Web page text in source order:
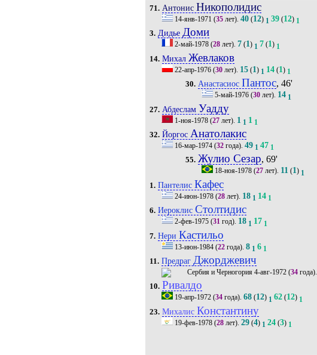
71. Антонис Никополидис
14-янв-1971 (35 лет).40 (12) 1 39 (12) 1
3. ДидьеДоми
2-май-1978 (28 лет).7 (1) 1 7 (1) 1
14. Михал Жевлаков
22-апр-1976 (30 лет). 15 (1) 1 14 (1) 1
30. Анастасиос Пантос, 46'
5-май-1976(30лет). 14 1
27. Абдеслам Уадду
1-ноя-1978 (27 лет). 1 1 1 1
32. Йоргос Анатолакис
16-мар-1974 (32 года).49 1 47 1
55. Жулио Сезар, 69'
18-ноя-1978(27лет). 11(1) 1
1. Пантелис Кафес
24-июн-1978 (28 лет). 18 1 14 1
6. ИероклисСтолтидис
2-фев-1975 (31 год). 18 1 17 1
7. Нери Кастильо
13-июн-1984 (22 года).8 1 6 1
11. Предраг Джорджевич
4-авг-1972(34года).
10. Ривалдо
19-апр-1972 (34 года).68 (12) 1 62 (12) 1
23. Михалис Константину
19-фев-1978 (28 лет).29 (4) 1 24 (3) 1